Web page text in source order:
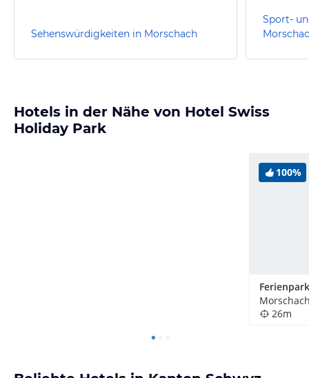
Sehenswürdigkeiten in Morschach
Sport-
Hotels in der Nähe von Hotel Swiss
Holiday Park
100%
26m